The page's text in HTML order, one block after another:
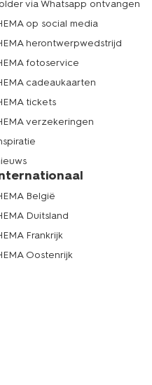
in de geschikte dikte,
met het kiezen van
ik bij HEMA
36 tot en met maat 52.
een plussize-panty in
via Whatsapp ontvangen
op social media
herontwerpwedstrijd
fotoservice
cadeaukaarten
tickets
verzekeringen
België
Duitsland
Frankrijk
Oostenrijk